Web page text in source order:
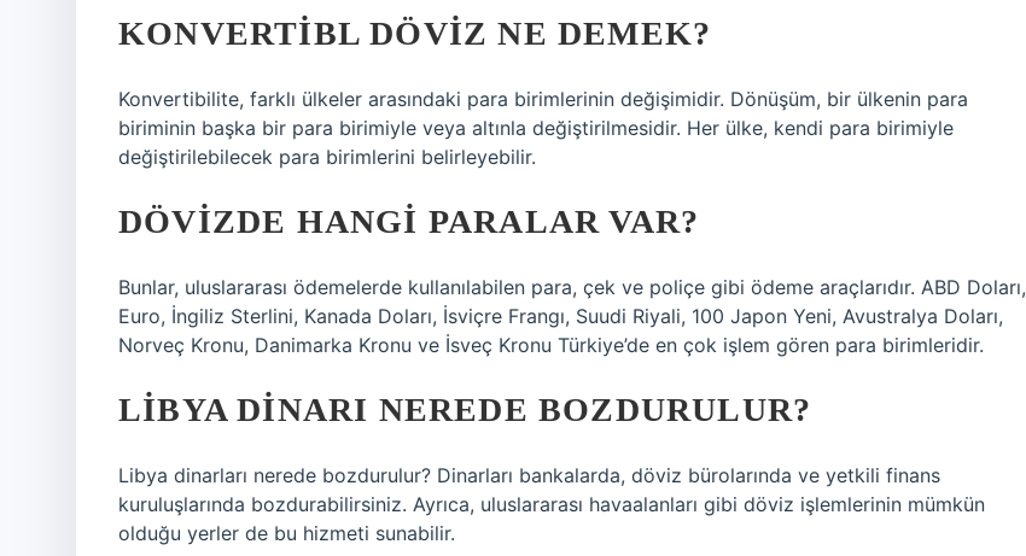
KONVERTIBL DÖVIZ NE DEMEK?
Konvertibilite, farklı ülkeler arasındaki para birimlerinin değişimidir. Dönüşüm, bir ülkenin para
biriminin başka bir para birimiyle veya altınla değiştirilmesidir. Her ülke, kendi para birimiyle
değiştirilebilecek para birimlerini belirleyebilir.
DÖVIZDE HANGI PARALAR VAR?
Bunlar, uluslararası ödemelerde kullanılabilen para, çek ve poliçe gibi ödeme araçlarıdır. ABD Doları,
Euro, İngiliz Sterlini, Kanada Doları, İsviçre Frangı, Suudi Riyali, 100 Japon Yeni, Avustralya Doları,
Norveç Kronu, Danimarka Kronu ve İsveç Kronu Türkiye’de en çok işlem gören para birimleridir.
LIBYA DINARI NEREDE BOZDURULUR?
Libya dinarları nerede bozdurulur? Dinarları bankalarda, döviz bürolarında ve yetkili finans
kuruluşlarında bozdurabilirsiniz. Ayrıca, uluslararası havaalanları gibi döviz işlemlerinin mümkün
olduğu yerler de bu hizmeti sunabilir.